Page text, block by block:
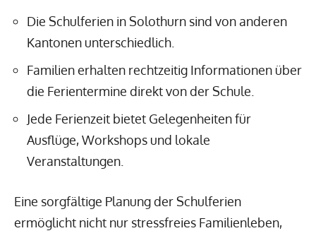
Die Schulferien in Solothurn sind von anderen
Kantonen unterschiedlich.
Familien erhalten rechtzeitig Informationen über
die Ferientermine direkt von der Schule.
Jede Ferienzeit bietet Gelegenheiten für
Ausflüge, Workshops und lokale
Veranstaltungen.
Eine sorgfältige Planung der Schulferien
ermöglicht nicht nur stressfreies Familienleben,